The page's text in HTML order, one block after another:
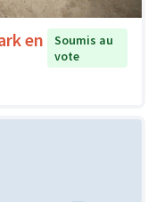
en
Soumis au
vote